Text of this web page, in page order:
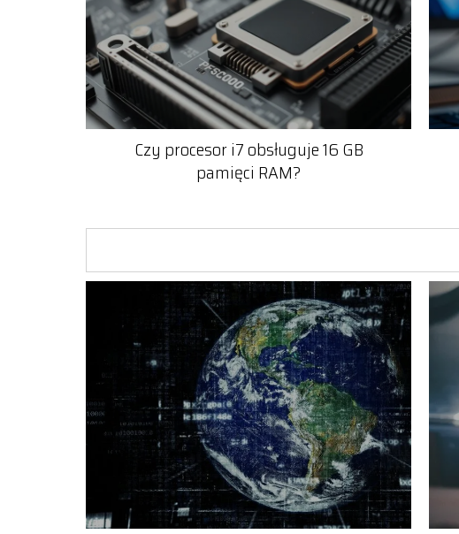
Czy procesor i7 obsługuje 16 GB
pamięci RAM?